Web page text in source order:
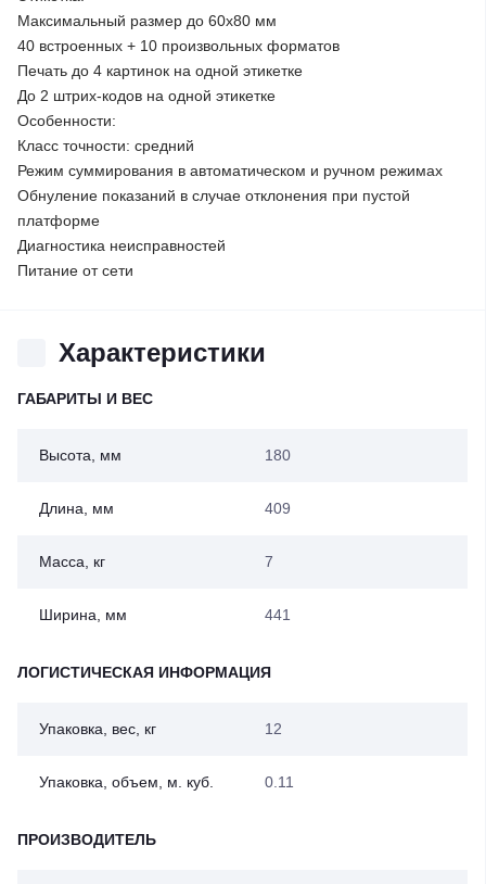
Максимальный размер до 60х80 мм
40 встроенных + 10 произвольных форматов
Печать до 4 картинок на одной этикетке
До 2 штрих-кодов на одной этикетке
Особенности:
Класс точности: средний
Режим суммирования в автоматическом и ручном режимах
Обнуление показаний в случае отклонения при пустой
платформе
Диагностика неисправностей
Питание от сети
Характеристики
ГАБАРИТЫ И ВЕС
Высота, мм 180
Длина, мм 409
Масса, кг 7
Ширина, мм 441
ЛОГИСТИЧЕСКАЯ ИНФОРМАЦИЯ
Упаковка, вес, кг 12
Упаковка, объем, м. куб. 0.11
ПРОИЗВОДИТЕЛЬ